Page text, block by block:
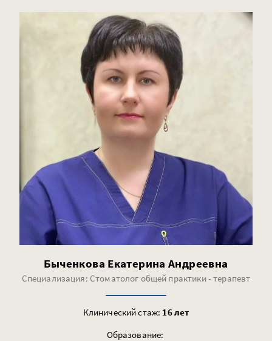
Быченкова Екатерина Андреевна
Специализация: Стоматолог общей практики - терапевт
Клинический стаж: 16 лет
Образование: